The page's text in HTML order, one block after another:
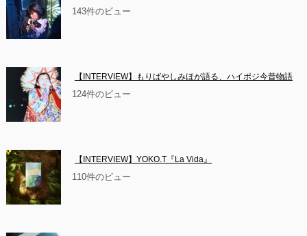
143件のビュー
【INTERVIEW】もりばやしみほが語る、ハイポジ今昔物語
124件のビュー
【INTERVIEW】YOKO.T『La Vida』
110件のビュー